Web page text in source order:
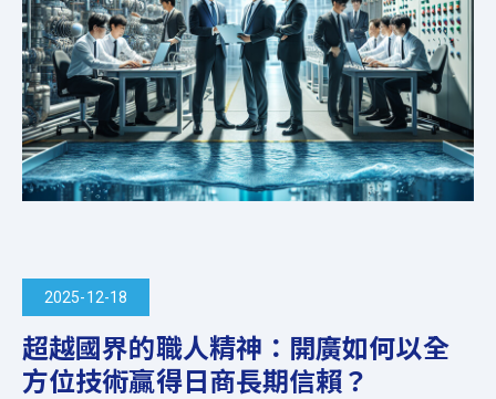
2025-12-18
超越國界的職人精神：開廣如何以全
方位技術贏得日商長期信賴？